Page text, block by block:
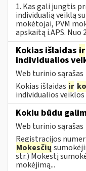
1. Kas gali jungtis
individualią veiklą
mokėtojai, PVM
apskaitą i.APS. Nuo
Kokias išlaidas ir
individualios
Web turinio sąrašas
Kokias išlaidas ir
individualios veiklos
Kokiu būdu
Web turinio sąrašas
Registracijos
Mokesčių
str.) Mokestį
mokėjimą...